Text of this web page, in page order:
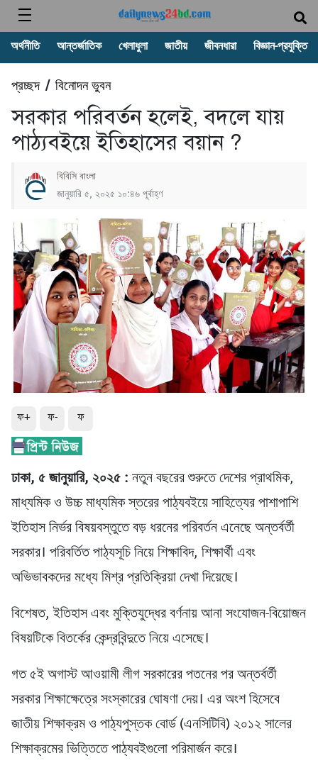
অর্থনীতি আন্তর্জাতিক খেলাধুলা জাতীয় জীবনধারা বিজ্ঞান-প্রযুক্তি
প্রচ্ছদ/ বিনোদন ভুবন
সরকার পরিবর্তন হলেই, বদলে যায়
পাঠ্যবইয়ে ইতিহাসের বয়ান ?
বিবিসি বাংলা
জানুয়ারি ৫, ২০২৫ ১০:৪৬ পূর্বাহ্ণ
ফ+ ফ- ফ
ঢাকা, ৫ জানুয়ারি, ২০২৫ :নতুন বছরের শুরুতে দেশের প্রাথমিক,
মাধ্যমিক ও উচ্চ মাধ্যমিক স্তরের পাঠ্যবইয়ে সাহিত্যের পাশাপাশি
ইতিহাস নির্ভর বিষয়বস্তুতে বড় ধরনের পরিবর্তন এনেছে অন্তর্বর্তী
সরকার। পরিবর্তিত পাঠ্যসূচি নিয়ে শিক্ষাবিদ, শিক্ষার্থী এবং
অভিভাবকদের মধ্যে মিশ্র প্রতিক্রিয়া দেখা দিয়েছে।
বিশেষত, ইতিহাস এবং মুক্তিযুদ্ধের বর্ণনায় আনা সংযোজন-বিয়োজন
বিষয়টিকে বিতর্কের কেন্দ্রবিন্দুতে নিয়ে এসেছে।
গত ৫ই অগাস্ট আওয়ামী লীগ সরকারের পতনের পর অন্তর্বর্তী
সরকার শিক্ষাক্ষেত্রে সংস্কারের ঘোষণা দেয়। এর অংশ হিসেবে
জাতীয় শিক্ষাক্রম ও পাঠ্যপুস্তক বোর্ড (এনসিটিবি) ২০১২ সালের
শিক্ষাক্রমের ভিত্তিতে পাঠ্যবইগুলো পরিমার্জন করে।